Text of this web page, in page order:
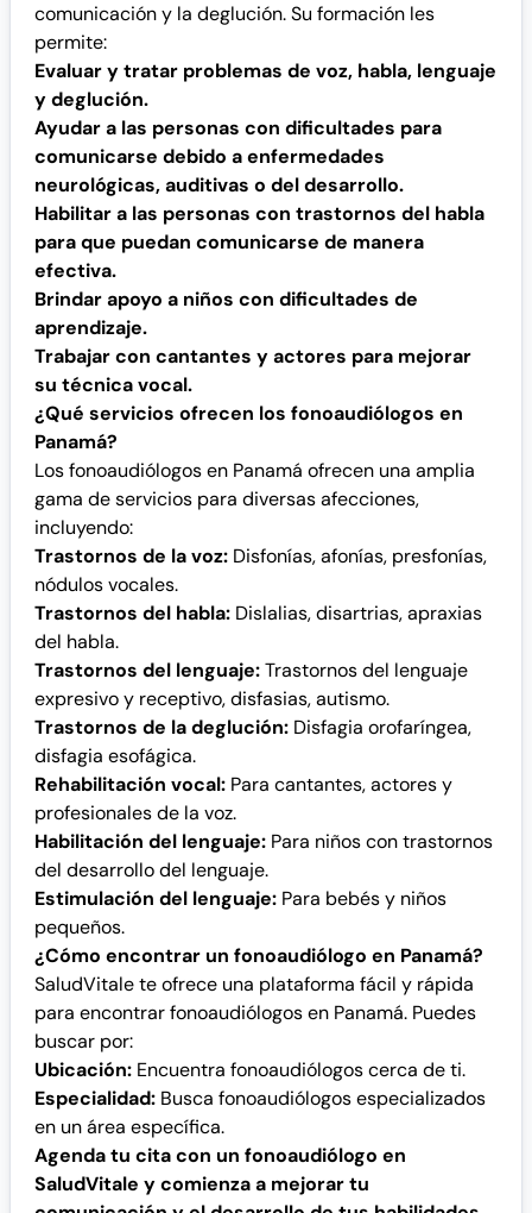
comunicación y la deglución. Su formación les
permite:
Evaluar y tratar problemas de voz, habla, lenguaje
y deglución.
Ayudar a las personas con dificultades para
comunicarse debido a enfermedades
neurológicas, auditivas o del desarrollo.
Habilitar a las personas con trastornos del habla
para que puedan comunicarse de manera
efectiva.
Brindar apoyo a niños con dificultades de
aprendizaje.
Trabajar con cantantes y actores para mejorar
su técnica vocal.
¿Qué servicios ofrecen los fonoaudiólogos en
Panamá?
Los fonoaudiólogos en Panamá ofrecen una amplia
gama de servicios para diversas afecciones,
incluyendo:
Trastornos de la voz: Disfonías, afonías, presfonías,
nódulos vocales.
Trastornos del habla: Dislalias, disartrias, apraxias
del habla.
Trastornos del lenguaje:Trastornos del lenguaje
expresivo y receptivo, disfasias, autismo.
Trastornos de la deglución: Disfagia orofaríngea,
disfagia esofágica.
Rehabilitación vocal: Para cantantes, actores y
profesionales de la voz.
Habilitación del lenguaje: Para niños con trastornos
del desarrollo del lenguaje.
Estimulación del lenguaje: Para bebés y niños
pequeños.
¿Cómo encontrar un fonoaudiólogo en Panamá?
SaludVitale te ofrece una plataforma fácil y rápida
para encontrar fonoaudiólogos en Panamá. Puedes
buscar por:
Ubicación: Encuentra fonoaudiólogos cerca de ti.
Especialidad: Busca fonoaudiólogos especializados
en un área específica.
Agenda tu cita con un fonoaudiólogo en
SaludVitale y comienza a mejorar tu